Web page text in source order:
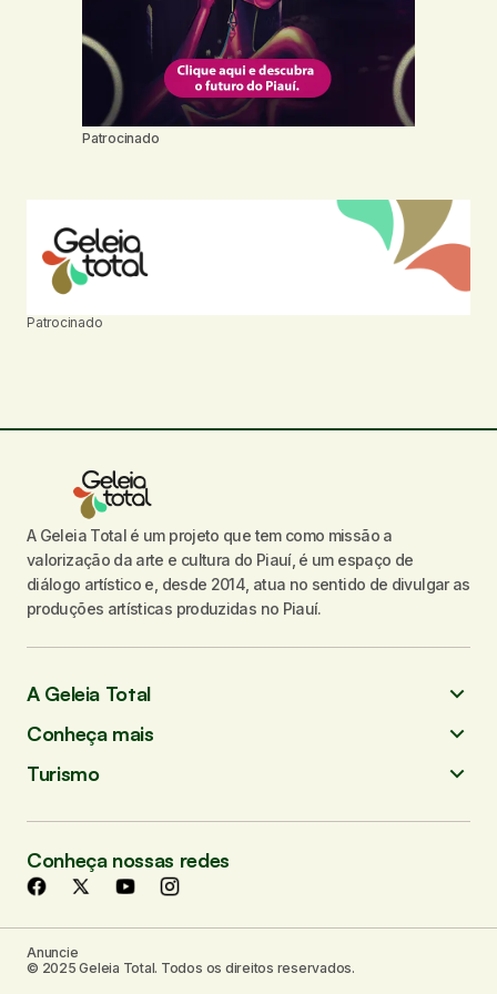
Patrocinado
Patrocinado
A Geleia Total é um projeto que tem como missão a
valorização da arte e cultura do Piauí, é um espaço de
diálogo artístico e, desde 2014, atua no sentido de divulgar as
produções artísticas produzidas no Piauí.
A Geleia Total
Conheça mais
Turismo
Conheça nossas redes
Anuncie
© 2025 Geleia Total. Todos os direitos reservados.